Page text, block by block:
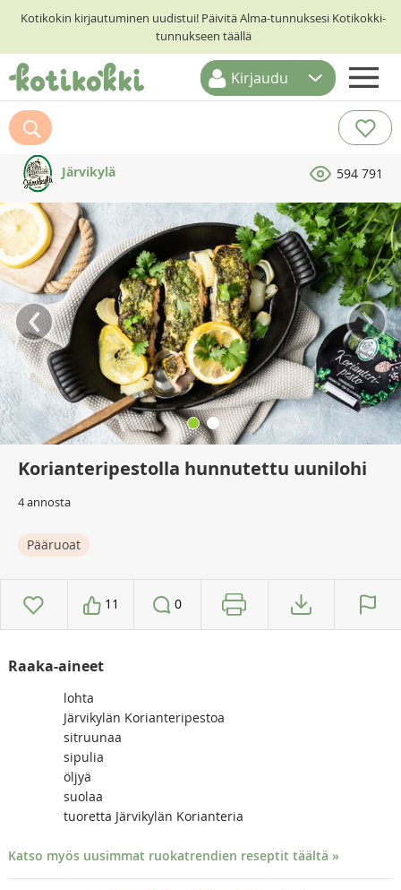
Kotikokin kirjautuminen uudistui! Päivitä Alma-tunnuksesi Kotikokki-
tunnukseen täällä
ETUSIVU
RESEPTIHAKU
RUOKATEEMAT
KESKUSTELUT
KOTIKOKIT
Kirjaudu
Järvikylä 594 791
‹ ›
Korianteripestolla hunnutettu uunilohi
4 annosta
Pääruoat
11 0
Raaka-aineet
lohta
Järvikylän Korianteripestoa
sitruunaa
sipulia
öljyä
suolaa
tuoretta Järvikylän Korianteria
Katso myös uusimmat ruokatrendien reseptit täältä »